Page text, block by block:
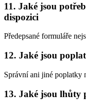
11. Jaké jsou
dispozici
Předepsané formuláře
12. Jaké jsou
Správní ani jiné poplatky
13. Jaké jsou lhůty